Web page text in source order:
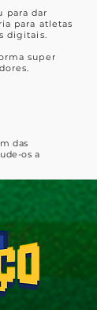
para dar
para atletas
digitais.
super
das
os a